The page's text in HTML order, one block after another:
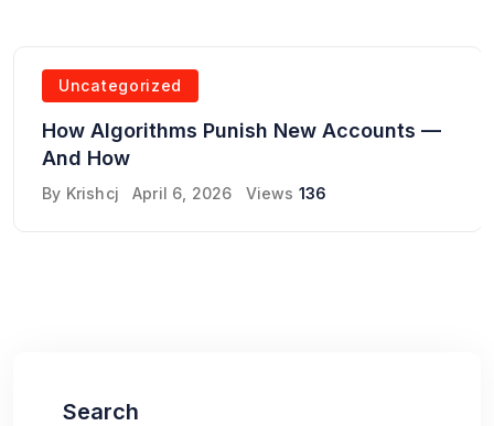
Uncategorized
How Algorithms Punish New Accounts —
And How
By Krishcj April 6, 2026 Views 136
Search